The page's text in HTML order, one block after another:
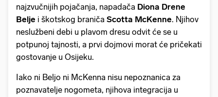
najzvučnijih pojačanja, napadača Diona Drene
Belje i škotskog braniča Scotta McKenne. Njihov
neslužbeni debi u plavom dresu odvit će se u
potpunoj tajnosti, a prvi dojmovi morat će pričekati
gostovanje u Osijeku.
Iako ni Beljo ni McKenna nisu nepoznanica za
poznavatelje nogometa, njihova integracija u